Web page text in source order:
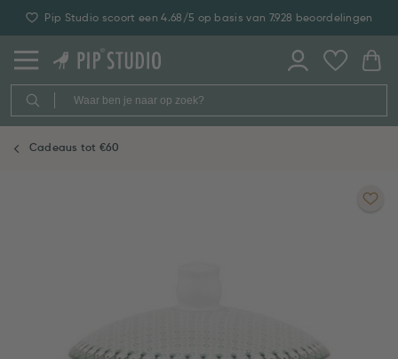
Pip Studio scoort een 4.68/5 op basis van 7.928 beoordelingen
Cadeaus tot €60